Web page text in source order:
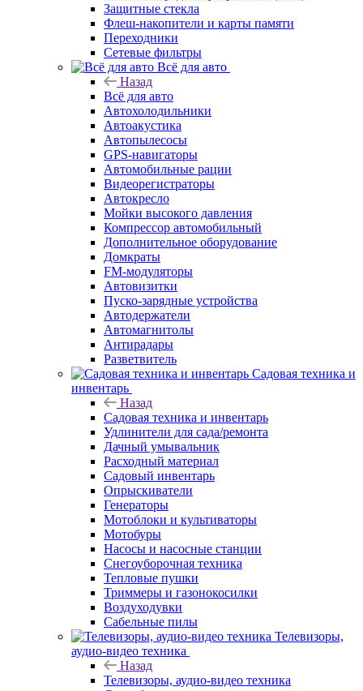
Защитные стекла
Флеш-накопители и карты памяти
Переходники
Сетевые фильтры
Всё для авто
Назад
Всё для авто
Автохолодильники
Автоакустика
Автопылесосы
GPS-навигаторы
Автомобильные рации
Видеорегистраторы
Автокресло
Мойки высокого давления
Компрессор автомобильный
Дополнительное оборудование
Домкраты
FM-модуляторы
Автовизитки
Пуско-зарядные устройства
Автодержатели
Автомагнитолы
Антирадары
Разветвитель
Садовая техника и
инвентарь
Назад
Садовая техника и инвентарь
Удлинители для сада/ремонта
Дачный умывальник
Расходный материал
Садовый инвентарь
Опрыскиватели
Генераторы
Мотоблоки и культиваторы
Мотобуры
Насосы и насосные станции
Снегоуборочная техника
Тепловые пушки
Триммеры и газонокосилки
Воздуходувки
Сабельные пилы
Телевизоры,
аудио-видео техника
Назад
Телевизоры, аудио-видео техника